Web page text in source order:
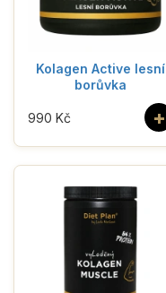
Kolagen Active lesní
borůvka
+
990 Kč